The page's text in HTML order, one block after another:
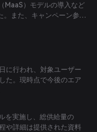
MaaS）モデルの導入など
。また、キャンペーン参加
配布するエアドロップも
に行われ、対象ユーザー
た。現時点で今後のエア
を実施し、総供給量の
や詳細は提供された資料